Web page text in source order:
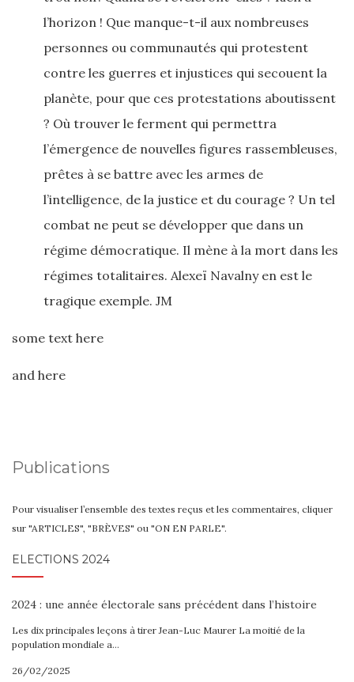
l’horizon ! Que manque-t-il aux nombreuses
personnes ou communautés qui protestent
contre les guerres et injustices qui secouent la
planète, pour que ces protestations aboutissent
? Où trouver le ferment qui permettra
l’émergence de nouvelles figures rassembleuses,
prêtes à se battre avec les armes de
l’intelligence, de la justice et du courage ? Un tel
combat ne peut se développer que dans un
régime démocratique. Il mène à la mort dans les
régimes totalitaires. Alexeï Navalny en est le
tragique exemple. JM
some text here
and here
Publications
Pour visualiser l’ensemble des textes reçus et les commentaires, cliquer
sur "ARTICLES", "BRÈVES" ou "ON EN PARLE".
ELECTIONS 2024
2024 : une année électorale sans précédent dans l’histoire
Les dix principales leçons à tirer Jean-Luc Maurer La moitié de la
population mondiale a…
26/02/2025